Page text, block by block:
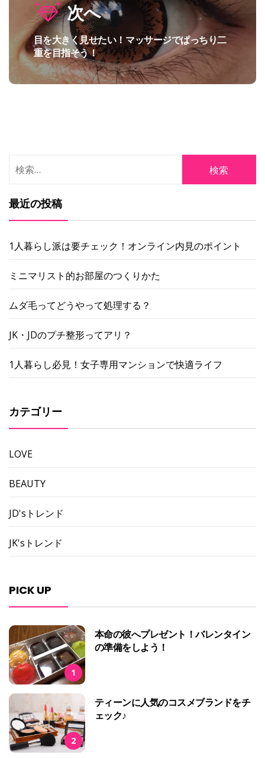
ョ
ン
次へ
次
の
投
稿:
目を大きく見せたい！マッサージでぱっちり二
重を目指そう！
索:
最近の投稿
1人暮らし派は要チェック！オンライン内見のポイント
ミニマリスト的お部屋のつくりかた
ムダ毛ってどうやって処理する？
JK・JDのプチ整形ってアリ？
1人暮らし必見！女子専用マンションで快適ライフ
カテゴリー
LOVE
BEAUTY
JD'sトレンド
JK'sトレンド
PICK UP
1
本命の彼へプレゼント！バレンタイン
の準備をしよう！
2
ティーンに人気のコスメブランドをチ
ェック♪